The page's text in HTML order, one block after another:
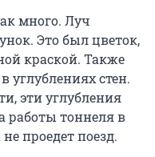
много. Луч
Это был цветок,
краской. Также
стен.
эти углубления
работы тоннеля в
проедет поезд.